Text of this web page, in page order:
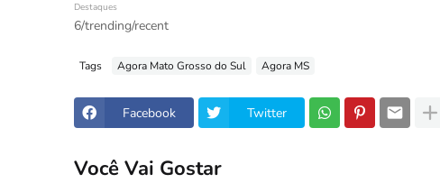
Destaques
6/trending/recent
Tags Agora Mato Grosso do Sul Agora MS
Facebook Twitter
Você Vai Gostar